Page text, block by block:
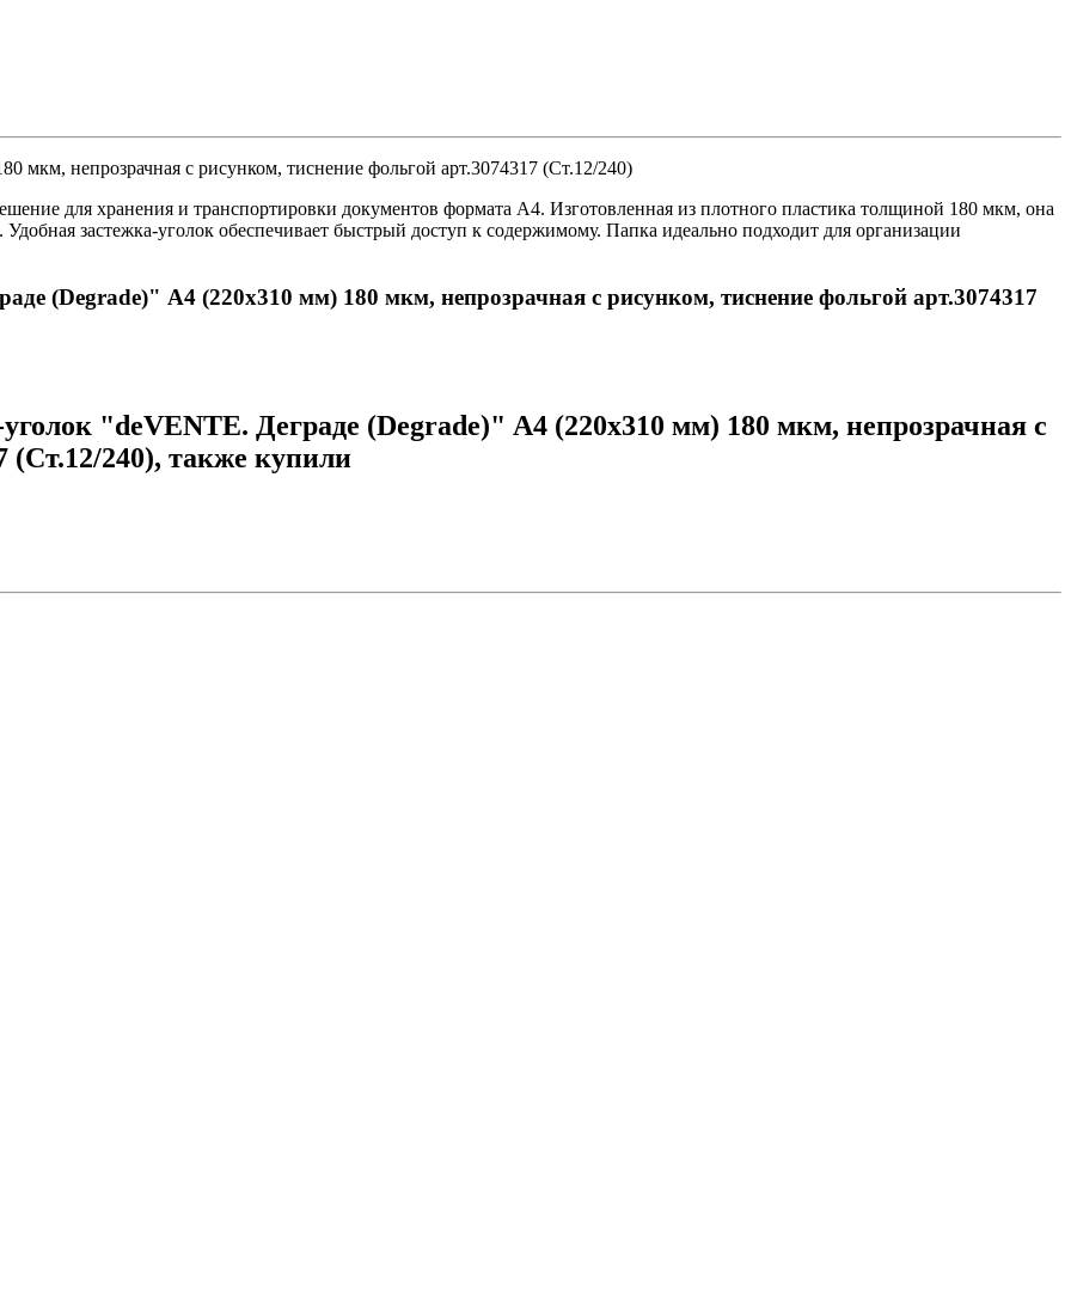
мкм, непрозрачная с рисунком, тиснение фольгой арт.3074317 (Ст.12/240)
для хранения и транспортировки документов формата А4. Изготовленная из плотного пластика толщиной 180 мкм, она
застежка-уголок обеспечивает быстрый доступ к содержимому. Папка идеально подходит для организации
(Degrade)" A4 (220x310 мм) 180 мкм, непрозрачная с рисунком, тиснение фольгой арт.3074317
"deVENTE. Деграде (Degrade)" A4 (220x310 мм) 180 мкм, непрозрачная с
(Ст.12/240), также купили